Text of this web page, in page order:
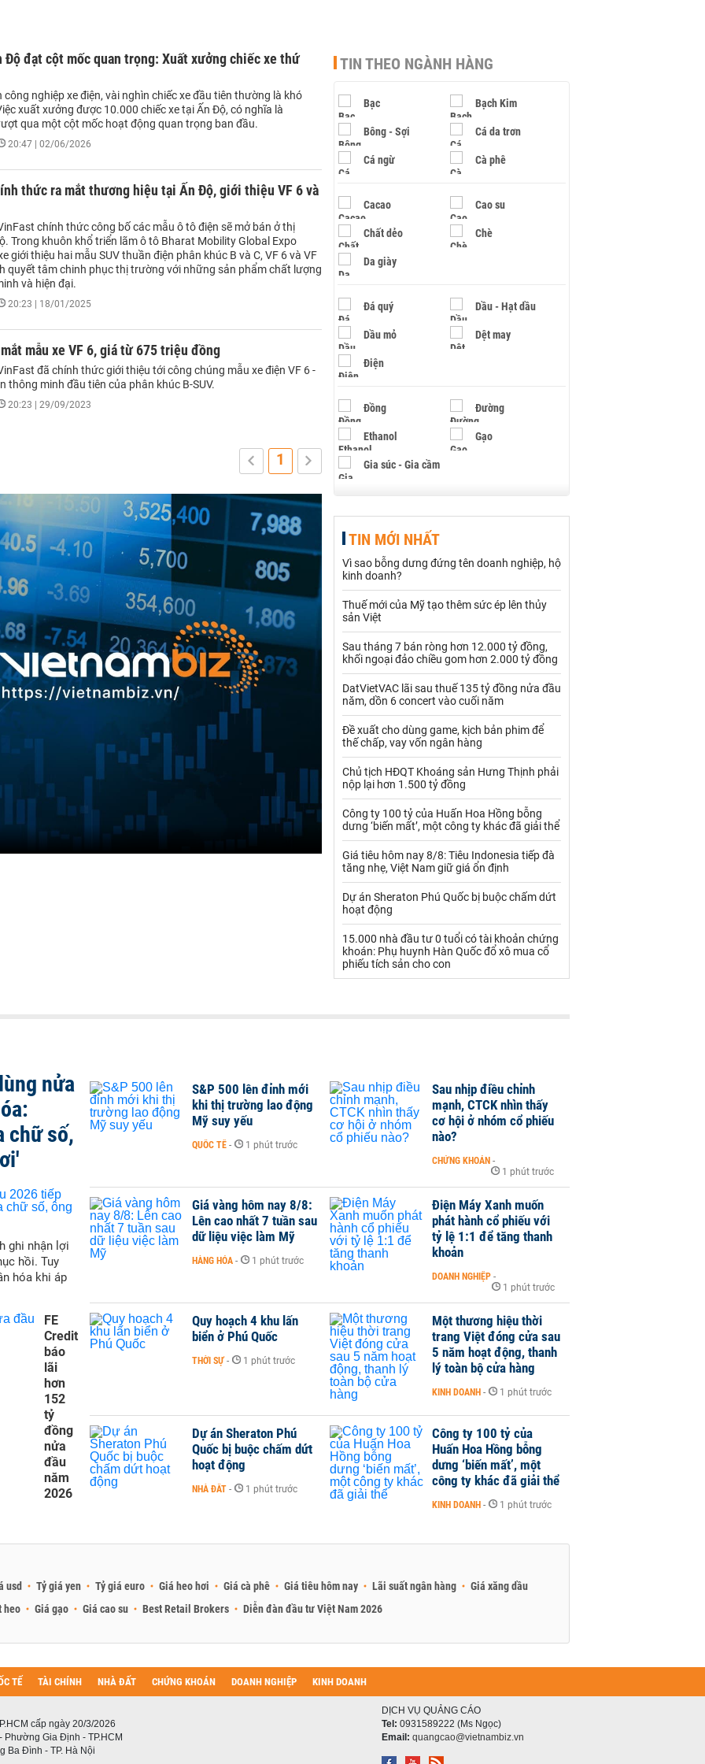
Độ đạt cột mốc quan trọng: Xuất xưởng chiếc xe thứ
công nghiệp xe điện, vài nghìn chiếc xe đầu tiên thường là khó
xuất xưởng được 10.000 chiếc xe tại Ấn Độ, có nghĩa là
qua một cột mốc hoạt động quan trọng ban đầu.
20:47 | 02/06/2026
thức ra mắt thương hiệu tại Ấn Độ, giới thiệu VF 6 và
chính thức công bố các mẫu ô tô điện sẽ mở bán ở thị
Trong khuôn khổ triển lãm ô tô Bharat Mobility Global Expo
giới thiệu hai mẫu SUV thuần điện phân khúc B và C, VF 6 và VF
quyết tâm chinh phục thị trường với những sản phẩm chất lượng
và hiện đại.
20:23 | 18/01/2025
mẫu xe VF 6, giá từ 675 triệu đồng
đã chính thức giới thiệu tới công chúng mẫu xe điện VF 6 -
thông minh đầu tiên của phân khúc B-SUV.
20:23 | 29/09/2023
1
TIN THEO NGÀNH HÀNG
Bạc Bạch Kim
Bông - Sợi Cá da trơn
Cá ngừ Cà phê
Cacao Cao su
Chất dẻo Chè
Da giày
Đá quý Dầu - Hạt dầu
Dầu mỏ Dệt may
Điện
Đồng Đường
Ethanol Gạo
Gia súc - Gia cầm
Hạt điều
Khí đốt
Kim loại khác Mắc ca
Muối
Nhựa - Hạt nhựa
Palladium Phân bón
Rau - Củ -Quả Sắt thép
Sữa
Than Thức ăn chăn nuôi
Thủy hải sản khác Tôm
Vàng
VLXD khác
Xi măng - Clynker
TIN MỚI NHẤT
Vì sao bỗng dưng đứng tên doanh nghiệp, hộ
kinh doanh?
Thuế mới của Mỹ tạo thêm sức ép lên thủy
sản Việt
Sau tháng 7 bán ròng hơn 12.000 tỷ đồng,
khối ngoại đảo chiều gom hơn 2.000 tỷ đồng
DatVietVAC lãi sau thuế 135 tỷ đồng nửa đầu
năm, dồn 6 concert vào cuối năm
Đề xuất cho dùng game, kịch bản phim để
thế chấp, vay vốn ngân hàng
Chủ tịch HĐQT Khoáng sản Hưng Thịnh phải
nộp lại hơn 1.500 tỷ đồng
Công ty 100 tỷ của Huấn Hoa Hồng bỗng
dưng ‘biến mất’, một công ty khác đã giải thể
Giá tiêu hôm nay 8/8: Tiêu Indonesia tiếp đà
tăng nhẹ, Việt Nam giữ giá ổn định
Dự án Sheraton Phú Quốc bị buộc chấm dứt
hoạt động
15.000 nhà đầu tư 0 tuổi có tài khoản chứng
khoán: Phụ huynh Hàn Quốc đổ xô mua cổ
phiếu tích sản cho con
nửa
chữ số,
ghi nhận lợi
hồi. Tuy
hóa khi áp
FE
Credit
báo
lãi
hơn
152
tỷ
đồng
nửa
đầu
năm
2026
S&P 500 lên đỉnh mới
khi thị trường lao động
Mỹ suy yếu
QUỐC TẾ - 1 phút trước
Sau nhịp điều chỉnh
mạnh, CTCK nhìn thấy
cơ hội ở nhóm cổ phiếu
nào?
CHỨNG KHOÁN -
1 phút trước
Giá vàng hôm nay 8/8:
Lên cao nhất 7 tuần sau
dữ liệu việc làm Mỹ
HÀNG HÓA - 1 phút trước
Điện Máy Xanh muốn
phát hành cổ phiếu với
tỷ lệ 1:1 để tăng thanh
khoản
DOANH NGHIỆP -
1 phút trước
Quy hoạch 4 khu lấn
biển ở Phú Quốc
THỜI SỰ - 1 phút trước
Một thương hiệu thời
trang Việt đóng cửa sau
5 năm hoạt động, thanh
lý toàn bộ cửa hàng
KINH DOANH - 1 phút trước
Dự án Sheraton Phú
Quốc bị buộc chấm dứt
hoạt động
NHÀ ĐẤT - 1 phút trước
Công ty 100 tỷ của
Huấn Hoa Hồng bỗng
dưng ‘biến mất’, một
công ty khác đã giải thể
KINH DOANH - 1 phút trước
usd Tỷ giá yen Tỷ giá euro Giá heo hơi Giá cà phê Giá tiêu hôm nay Lãi suất ngân hàng
Giá xăng dầu
heo
Giá gạo Giá cao su Best Retail Brokers Diễn đàn đầu tư Việt Nam 2026
TẾ TÀI CHÍNH NHÀ ĐẤT CHỨNG KHOÁN DOANH NGHIỆP KINH DOANH
cấp ngày 20/3/2026
Gia Định - TP.HCM
Ba Đình - TP. Hà Nội
DỊCH VỤ QUẢNG CÁO
Tel: 0931589222 (Ms Ngọc)
Email: quangcao@vietnambiz.vn